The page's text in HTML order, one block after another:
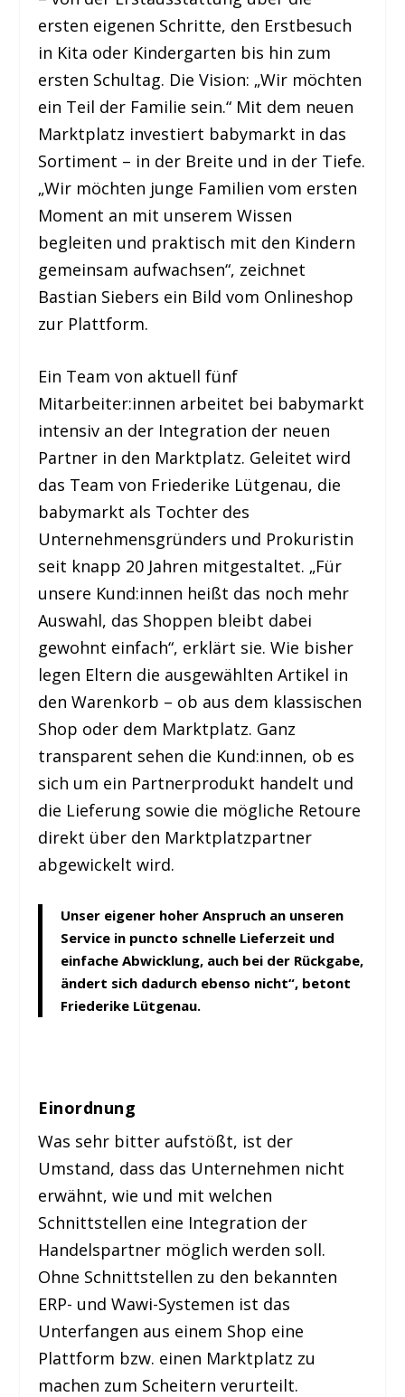
ersten eigenen Schritte, den Erstbesuch
in Kita oder Kindergarten bis hin zum
ersten Schultag. Die Vision: „Wir möchten
ein Teil der Familie sein.“ Mit dem neuen
Marktplatz investiert babymarkt in das
Sortiment – in der Breite und in der Tiefe.
„Wir möchten junge Familien vom ersten
Moment an mit unserem Wissen
begleiten und praktisch mit den Kindern
gemeinsam aufwachsen“, zeichnet
Bastian Siebers ein Bild vom Onlineshop
zur Plattform.
Ein Team von aktuell fünf
Mitarbeiter:innen arbeitet bei babymarkt
intensiv an der Integration der neuen
Partner in den Marktplatz. Geleitet wird
das Team von Friederike Lütgenau, die
babymarkt als Tochter des
Unternehmensgründers und Prokuristin
seit knapp 20 Jahren mitgestaltet. „Für
unsere Kund:innen heißt das noch mehr
Auswahl, das Shoppen bleibt dabei
gewohnt einfach“, erklärt sie. Wie bisher
legen Eltern die ausgewählten Artikel in
den Warenkorb – ob aus dem klassischen
Shop oder dem Marktplatz. Ganz
transparent sehen die Kund:innen, ob es
sich um ein Partnerprodukt handelt und
die Lieferung sowie die mögliche Retoure
direkt über den Marktplatzpartner
abgewickelt wird.
Unser eigener hoher Anspruch an unseren
Service in puncto schnelle Lieferzeit und
einfache Abwicklung, auch bei der Rückgabe,
ändert sich dadurch ebenso nicht“, betont
Friederike Lütgenau.
Einordnung
Was sehr bitter aufstößt, ist der
Umstand, dass das Unternehmen nicht
erwähnt, wie und mit welchen
Schnittstellen eine Integration der
Handelspartner möglich werden soll.
Ohne Schnittstellen zu den bekannten
ERP- und Wawi-Systemen ist das
Unterfangen aus einem Shop eine
Plattform bzw. einen Marktplatz zu
machen zum Scheitern verurteilt.